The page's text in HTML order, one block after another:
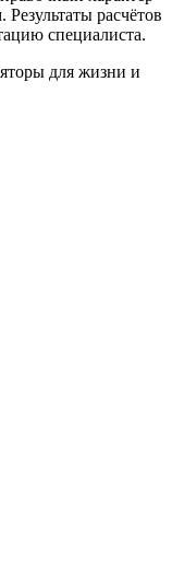
расчётов
специалиста.
для жизни и